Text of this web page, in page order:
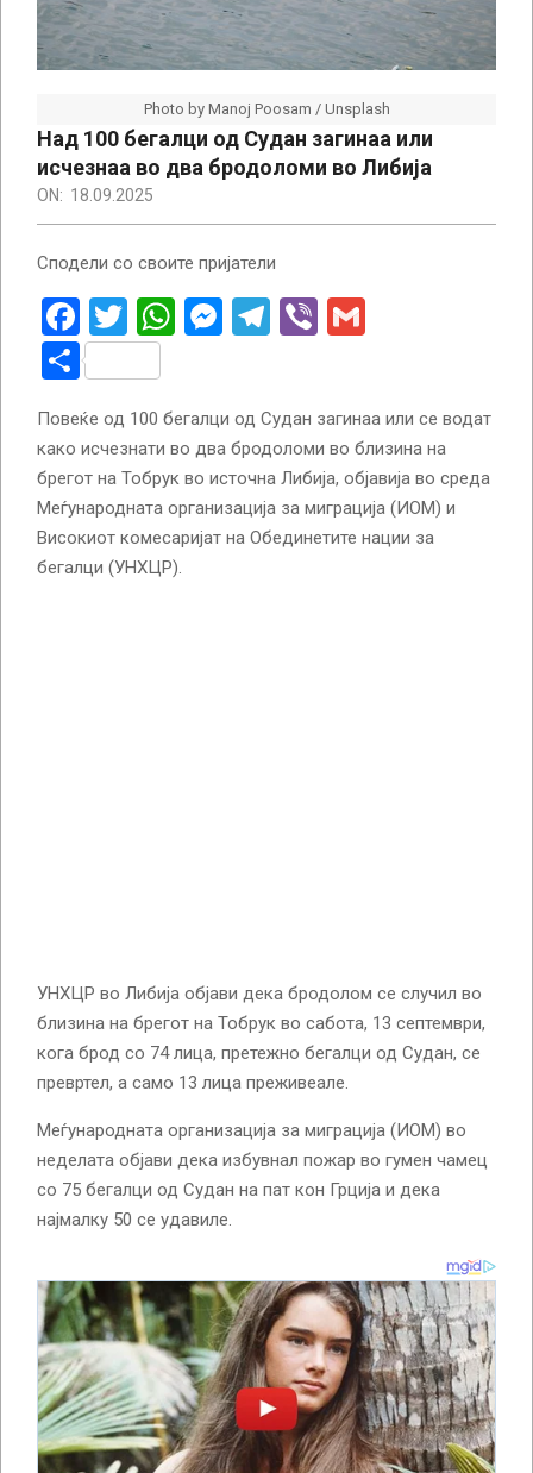
Photo by Manoj Poosam / Unsplash
Над 100 бегалци од Судан загинаа или
исчезнаа во два бродоломи во Либија
ON: 18.09.2025
Сподели со своите пријатели
Facebook
Twitter
WhatsApp
Messenger
Telegram
Viber
Share
Повеќе од 100 бегалци од Судан загинаа или се водат
како исчезнати во два бродоломи во близина на
брегот на Тобрук во источна Либија, објавија во среда
Меѓународната организација за миграција (ИОМ) и
Високиот комесаријат на Обединетите нации за
бегалци (УНХЦР).
УНХЦР во Либија објави дека бродолом се случил во
близина на брегот на Тобрук во сабота, 13 септември,
кога брод со 74 лица, претежно бегалци од Судан, се
превртел, а само 13 лица преживеале.
Меѓународната организација за миграција (ИОМ) во
неделата објави дека избувнал пожар во гумен чамец
со 75 бегалци од Судан на пат кон Грција и дека
најмалку 50 се удавиле.